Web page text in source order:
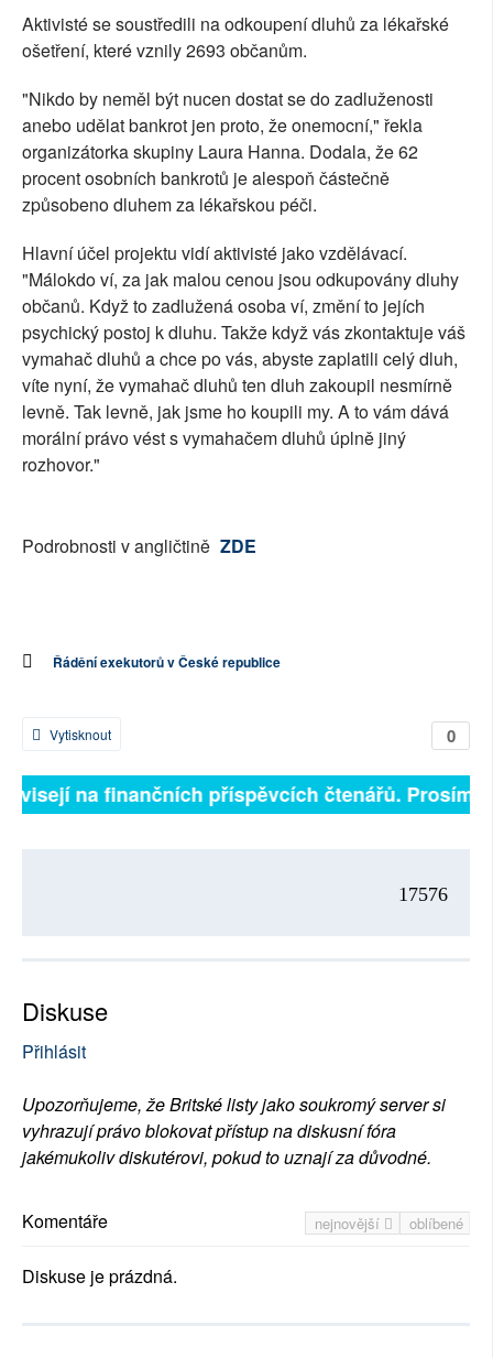
Aktivisté se soustředili na odkoupení dluhů za lékařské
ošetření, které vznily 2693 občanům.
"Nikdo by neměl být nucen dostat se do zadluženosti
anebo udělat bankrot jen proto, že onemocní," řekla
organizátorka skupiny Laura Hanna. Dodala, že 62
procent osobních bankrotů je alespoň částečně
způsobeno dluhem za lékařskou péči.
Hlavní účel projektu vidí aktivisté jako vzdělávací.
"Málokdo ví, za jak malou cenou jsou odkupovány dluhy
občanů. Když to zadlužená osoba ví, změní to jejích
psychický postoj k dluhu. Takže když vás zkontaktuje váš
vymahač dluhů a chce po vás, abyste zaplatili celý dluh,
víte nyní, že vymahač dluhů ten dluh zakoupil nesmírně
levně. Tak levně, jak jsme ho koupili my. A to vám dává
morální právo vést s vymahačem dluhů úplně jiný
rozhovor."
Podrobnosti v angličtině ZDE
Řádění exekutorů v České republice
0
Vytisknout
na finančních příspěvcích čtenářů. Prosíme,
17576
Diskuse
Přihlásit
Upozorňujeme, že Britské listy jako soukromý server si
vyhrazují právo blokovat přístup na diskusní fóra
jakémukoliv diskutérovi, pokud to uznají za důvodné.
nejnovější oblíbené
Komentáře
Diskuse je prázdná.